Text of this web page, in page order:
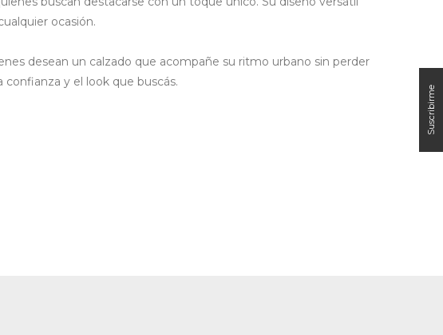
ocasión.
desean un calzado que acompañe su ritmo urbano sin perder
confianza y el look que buscás.